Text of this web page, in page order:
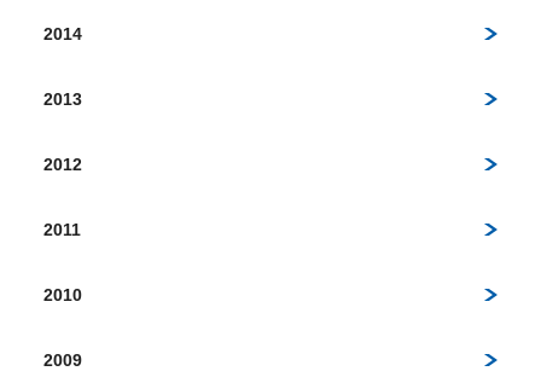
2014
2013
2012
2011
2010
2009